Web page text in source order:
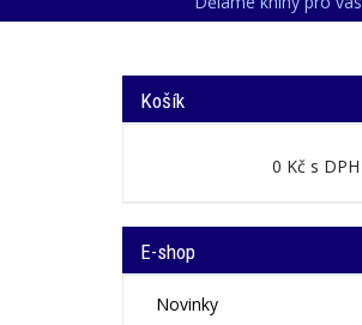
Košík
0 Kč s DPH
E-shop
Novinky